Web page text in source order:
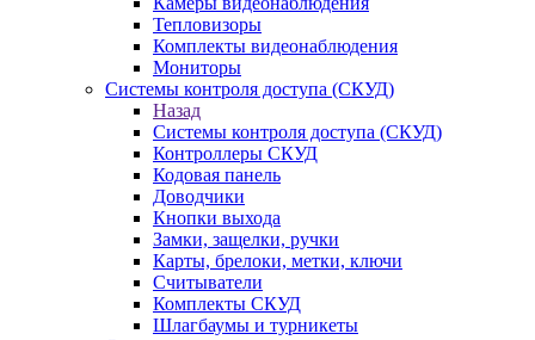
Тепловизоры
Комплекты видеонаблюдения
Мониторы
Системы контроля доступа (СКУД)
Назад
Системы контроля доступа (СКУД)
Контроллеры СКУД
Кодовая панель
Доводчики
Кнопки выхода
Замки, защелки, ручки
Карты, брелоки, метки, ключи
Считыватели
Комплекты СКУД
Шлагбаумы и турникеты